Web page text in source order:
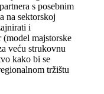
s posebnim
na sektorskoj
i
majstorske
veću strukovnu
kako bi se
tržištu